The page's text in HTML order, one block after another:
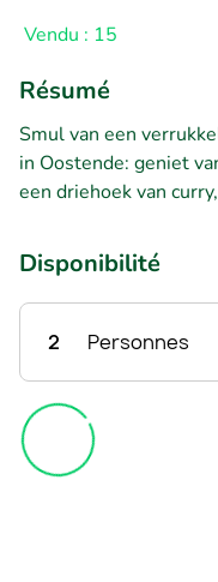
Vendu : 15
Résumé
Smul van een
in Oostende: geniet
een driehoek van
Disponibilité
2 Personnes